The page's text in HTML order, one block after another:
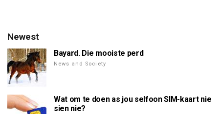
Newest
Bayard. Die mooiste perd
News and Society
Wat om te doen as jou selfoon SIM-kaart nie
sien nie?